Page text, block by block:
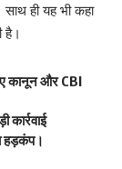
साथ ही यह भी कहा
है।
कानून और CBI
हड़कंप।